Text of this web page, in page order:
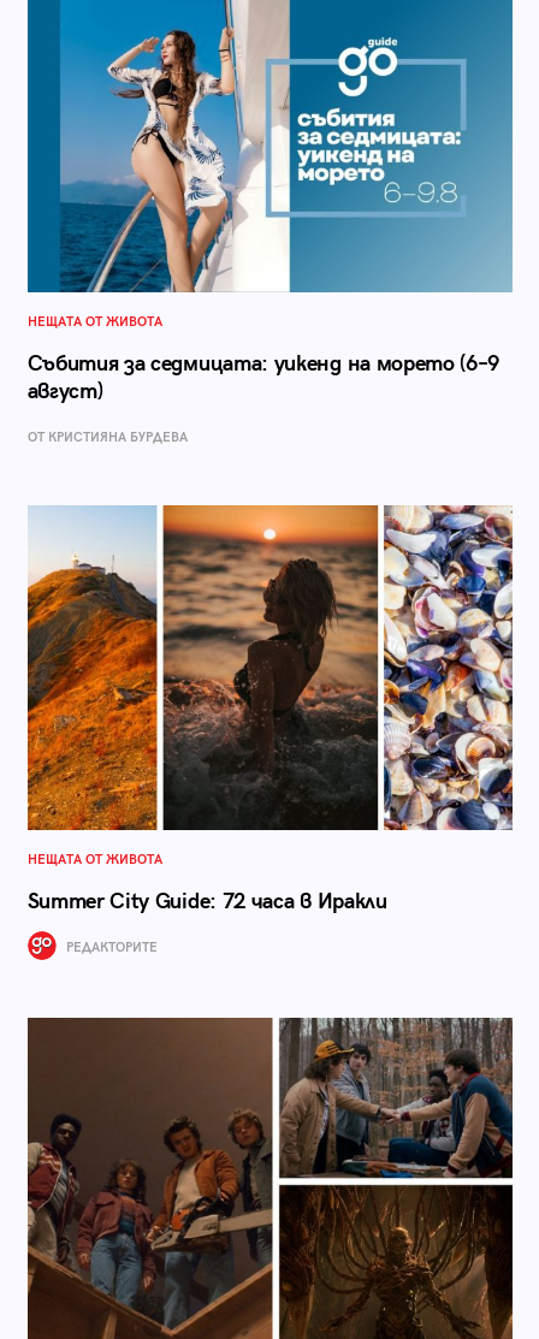
НЕЩАТА ОТ ЖИВОТА
Събития за седмицата: уикенд на морето (6–9
август)
ОТ КРИСТИЯНА БУРДЕВА
НЕЩАТА ОТ ЖИВОТА
Summer City Guide: 72 часа в Иракли
РЕДАКТОРИТЕ